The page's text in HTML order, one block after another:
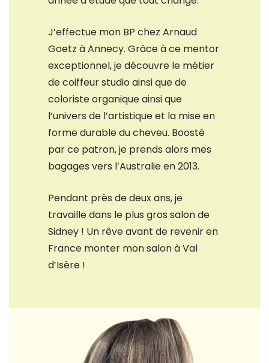
J’effectue mon BP chez Arnaud
Goetz à Annecy. Grâce à ce mentor
exceptionnel, je découvre le métier
de coiffeur studio ainsi que de
coloriste organique ainsi que
l’univers de l’artistique et la mise en
forme durable du cheveu. Boosté
par ce patron, je prends alors mes
bagages vers l’Australie en 2013.
Pendant près de deux ans, je
travaille dans le plus gros salon de
Sidney ! Un rêve avant de revenir en
France monter mon salon à Val
d’Isère !